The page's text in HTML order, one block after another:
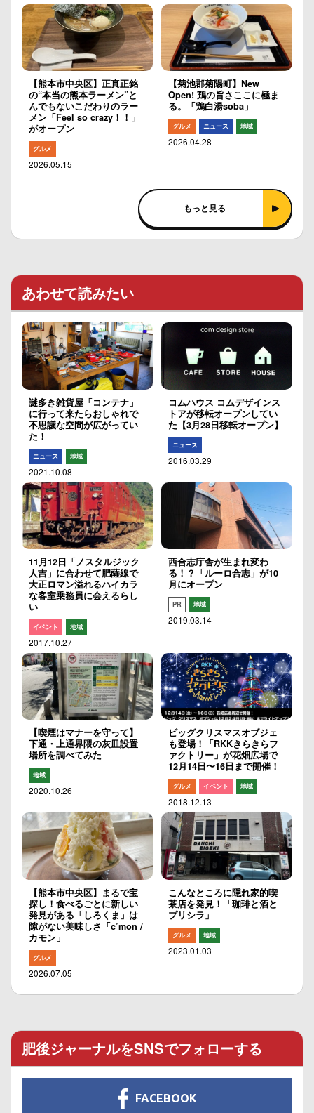
【熊本市中央区】正真正銘
の“本当の熊本ラーメン”と
んでもないこだわりのラー
メン「Feel so crazy！！」
がオープン
グルメ
2026.05.15
【菊池郡菊陽町】New
Open! 鶏の旨さここに極ま
る。「鶏白湯soba」
グルメ ニュース 地域
2026.04.28
もっと見る
あわせて読みたい
謎多き雑貨屋「コンテナ」
に行って来たらおしゃれで
不思議な空間が広がってい
た！
ニュース 地域
2021.10.08
コムハウス コムデザインス
トアが移転オープンしてい
た【3月28日移転オープン】
ニュース
2016.03.29
11月12日「ノスタルジック
人吉」に合わせて肥薩線で
大正ロマン溢れるハイカラ
な客室乗務員に会えるらし
い
イベント 地域
2017.10.27
西合志庁舎が生まれ変わ
る！？「ルーロ合志」が10
月にオープン
PR 地域
2019.03.14
【喫煙はマナーを守って】
下通・上通界隈の灰皿設置
場所を調べてみた
地域
2020.10.26
ビッグクリスマスオブジェ
も登場！「RKKきらきらフ
ァクトリー」が花畑広場で
12月14日〜16日まで開催！
グルメ イベント 地域
2018.12.13
【熊本市中央区】まるで宝
探し！食べるごとに新しい
発見がある「しろくま」は
隙がない美味しさ「c’mon /
カモン」
グルメ
2026.07.05
こんなところに隠れ家的喫
茶店を発見！「珈琲と酒と
プリシラ」
グルメ 地域
2023.01.03
肥後ジャーナルをSNSでフォローする
FACEBOOK